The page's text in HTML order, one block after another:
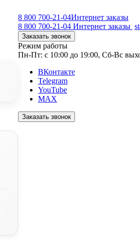
8 800 700-21-04Интернет заказы
8 800 700-21-04 Интернет заказы
Заказать звонок
Режим работы
Пн-Пт: с 10:00 до 19:00, Сб-Вс
ВКонтакте
Telegram
YouTube
MAX
Заказать звонок